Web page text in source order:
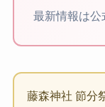
最新情報は公
藤森神社 節分